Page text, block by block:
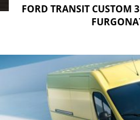
FORD TRANSIT CUSTOM